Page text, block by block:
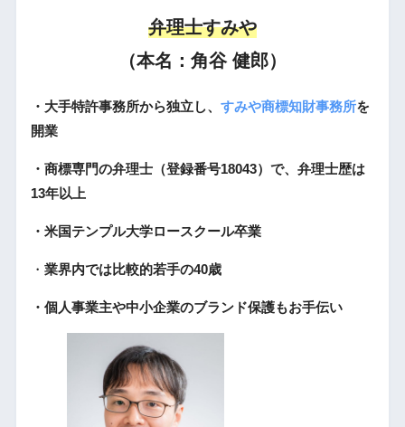
弁理士すみや
（本名：角谷 健郎）
・大手特許事務所から独立し、 すみや商標知財事務所を
開業
・商標専門の弁理士（登録番号18043）で、弁理士歴は
13年以上
・米国テンプル大学ロースクール卒業
・ 業界内では比較的若手の40歳
・個人事業主や中小企業のブランド保護もお手伝い